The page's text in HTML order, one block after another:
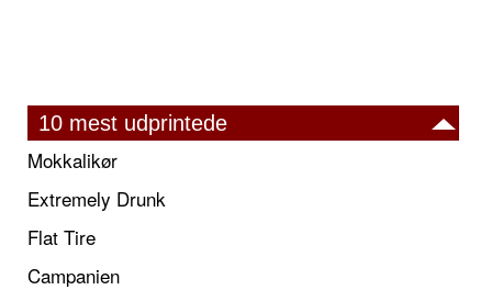
10 mest udprintede
Mokkalikør
Extremely Drunk
Flat Tire
Campanien